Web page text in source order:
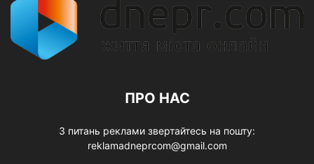
ПРО НАС
З питань реклами звертайтесь на пошту:
reklamadneprcom@gmail.com